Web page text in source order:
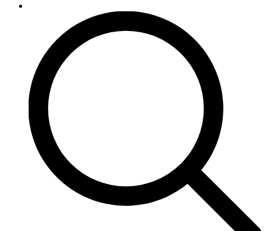
вариаций.